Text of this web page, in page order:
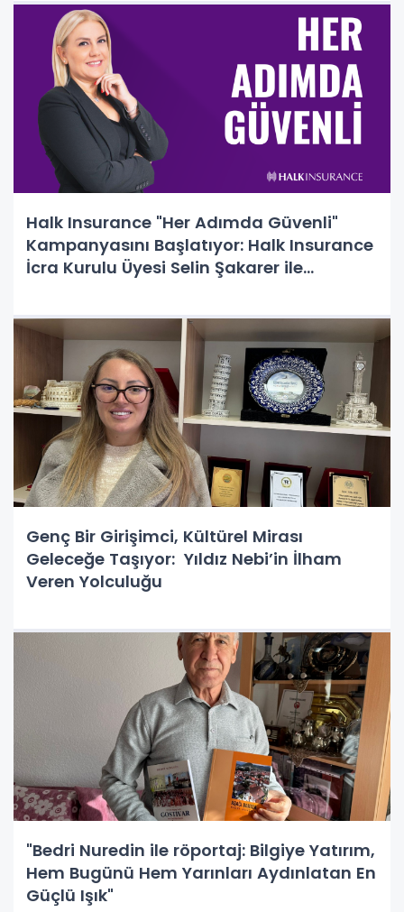
Halk Insurance "Her Adımda Güvenli"
Kampanyasını Başlatıyor: Halk Insurance
İcra Kurulu Üyesi Selin Şakarer ile
Genç Bir Girişimci, Kültürel Mirası
Geleceğe Taşıyor: Yıldız Nebi’in İlham
Veren Yolculuğu
"Bedri Nuredin ile röportaj: Bilgiye Yatırım,
Hem Bugünü Hem Yarınları Aydınlatan En
Güçlü Işık"